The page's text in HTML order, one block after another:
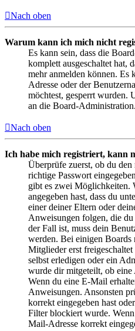
Nach oben
Warum kann ich mich nicht
Es kann sein, dass die
komplett ausgeschaltet hat,
mehr anmelden können. Es
Adresse oder der
möchtest, gesperrt wurden.
an die Board-Administration.
Nach oben
Ich habe mich registriert, kann
Überprüfe zuerst, ob du
richtige Passwort
gibt es zwei Möglichkeiten.
angegeben hast, dass du
einer deiner Eltern oder
Anweisungen folgen, die
der Fall ist, muss dein
werden. Bei einigen Boards
Mitglieder erst
selbst erledigen oder ein
wurde dir mitgeteilt, ob
Wenn du eine E-Mail
Anweisungen. Ansonsten
korrekt eingegeben hast
Filter blockiert wurde.
Mail-Adresse korrekt